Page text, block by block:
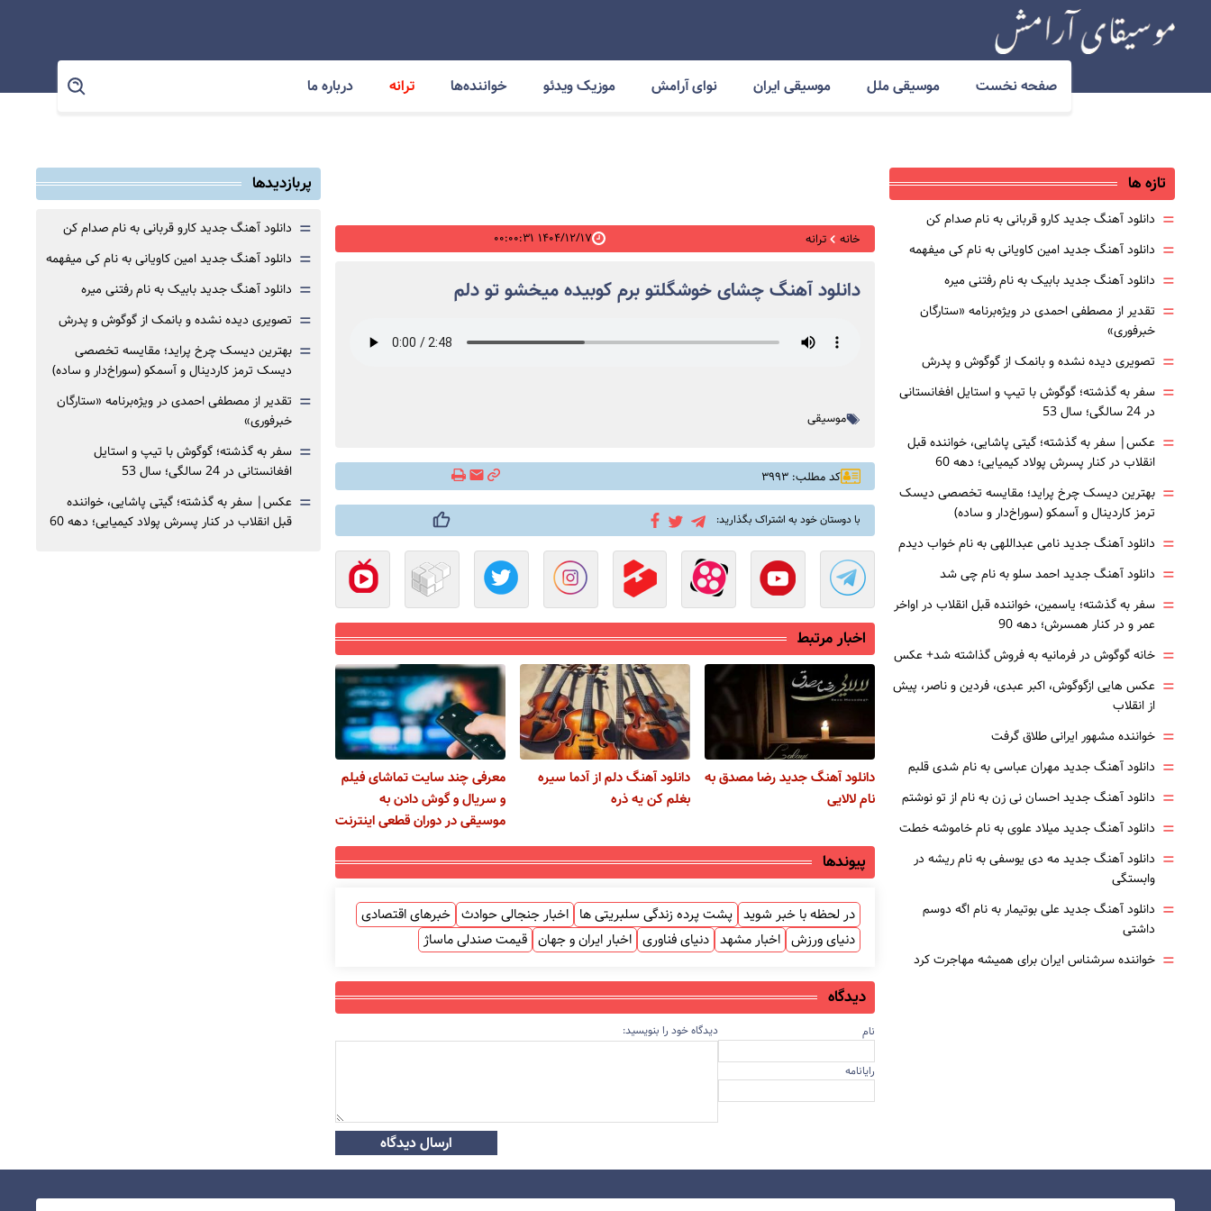
صفحه نخست موسیقی ملل موسیقی ایران نوای آرامش موزیک ویدئو خواننده‌ها ترانه درباره ما
خانه ترانه ۱۴۰۴/۱۲/۱۷ ۰۰:۰۰:۳۱
دانلود آهنگ چشای خوشگلتو برم کوبیده میخشو تو دلم
موسیقی
کد مطلب: ۳۹۹۳
با دوستان خود به اشتراک بگذارید:
اخبار مرتبط
دانلود آهنگ جدید رضا مصدق به
نام لالایی
دانلود آهنگ دلم از آدما سیره
بغلم کن یه ذره
معرفی چند سایت تماشای فیلم
و سریال و گوش دادن به
موسیقی در دوران قطعی اینترنت
پیوندها
در لحظه با خبر شوید پشت پرده زندگی سلبریتی ها اخبار جنجالی حوادث خبرهای اقتصادی
دنیای ورزش اخبار مشهد دنیای فناوری اخبار ایران و جهان قیمت صندلی ماساژ
دیدگاه
نام
رایانامه
دیدگاه خود را بنویسید:
ارسال دیدگاه
تازه ها
= دانلود آهنگ جدید کارو قربانی به نام صدام کن
= دانلود آهنگ جدید امین کاویانی به نام کی میفهمه
= دانلود آهنگ جدید بابیک به نام رفتنی میره
= تقدیر از مصطفی احمدی در ویژه‌برنامه «ستارگان
خبرفوری»
= تصویری دیده نشده و بانمک از گوگوش و پدرش
= سفر به گذشته؛ گوگوش با تیپ و استایل افغانستانی
در 24 سالگی؛ سال 53
= عکس| سفر به گذشته؛ گیتی پاشایی، خواننده قبل
انقلاب در کنار پسرش پولاد کیمیایی؛ دهه 60
= بهترین دیسک چرخ پراید؛ مقایسه تخصصی دیسک
ترمز کاردینال و آسمکو (سوراخ‌دار و ساده)
= دانلود آهنگ جدید نامی عبداللهی به نام خواب دیدم
= دانلود آهنگ جدید احمد سلو به نام چی شد
= سفر به گذشته؛ یاسمین، خواننده قبل انقلاب در اواخر
عمر و در کنار همسرش؛ دهه 90
= خانه گوگوش در فرمانیه به فروش گذاشته شد+ عکس
= عکس هایی ازگوگوش، اکبر عبدی، فردین و ناصر، پیش
از انقلاب
= خواننده مشهور ایرانی طلاق گرفت
= دانلود آهنگ جدید مهران عباسی به نام شدی قلبم
= دانلود آهنگ جدید احسان نی زن به نام از تو نوشتم
= دانلود آهنگ جدید میلاد علوی به نام خاموشه خطت
= دانلود آهنگ جدید مه دی یوسفی به نام ریشه در
وابستگی
= دانلود آهنگ جدید علی بوتیمار به نام اگه دوسم
داشتی
= خواننده سرشناس ایران برای همیشه مهاجرت کرد
پربازدیدها
= دانلود آهنگ جدید کارو قربانی به نام صدام کن
= دانلود آهنگ جدید امین کاویانی به نام کی میفهمه
= دانلود آهنگ جدید بابیک به نام رفتنی میره
= تصویری دیده نشده و بانمک از گوگوش و پدرش
= بهترین دیسک چرخ پراید؛ مقایسه تخصصی
دیسک ترمز کاردینال و آسمکو (سوراخ‌دار و ساده)
= تقدیر از مصطفی احمدی در ویژه‌برنامه «ستارگان
خبرفوری»
= سفر به گذشته؛ گوگوش با تیپ و استایل
افغانستانی در 24 سالگی؛ سال 53
= عکس| سفر به گذشته؛ گیتی پاشایی، خواننده
قبل انقلاب در کنار پسرش پولاد کیمیایی؛ دهه 60